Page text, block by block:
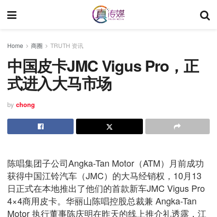
Home 商圈 TRUTH 资讯
中国皮卡JMC Vigus Pro，正
式进入大马市场
by chong
陈唱集团子公司Angka-Tan Motor（ATM）月前成功
获得中国江铃汽车（JMC）的大马经销权，10月13
日正式在本地推出了他们的首款新车JMC Vigus Pro
4×4商用皮卡。华丽山陈唱控股总裁兼 Angka-Tan
Motor 执行董事陈庆明在昨天的线上推介礼透露，江